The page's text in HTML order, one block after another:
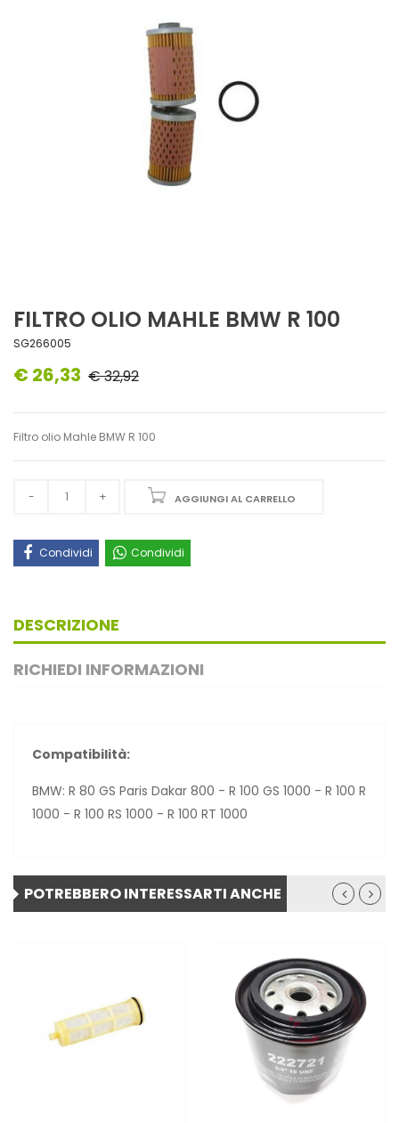
FILTRO OLIO MAHLE BMW R 100
SG266005
€ 26,33 € 32,92
Filtro olio Mahle BMW R 100
AGGIUNGI AL CARRELLO
Condividi Condividi
DESCRIZIONE
RICHIEDI INFORMAZIONI
Compatibilità:
BMW: R 80 GS Paris Dakar 800 - R 100 GS 1000 - R 100 R
1000 - R 100 RS 1000 - R 100 RT 1000
POTREBBERO INTERESSARTI ANCHE